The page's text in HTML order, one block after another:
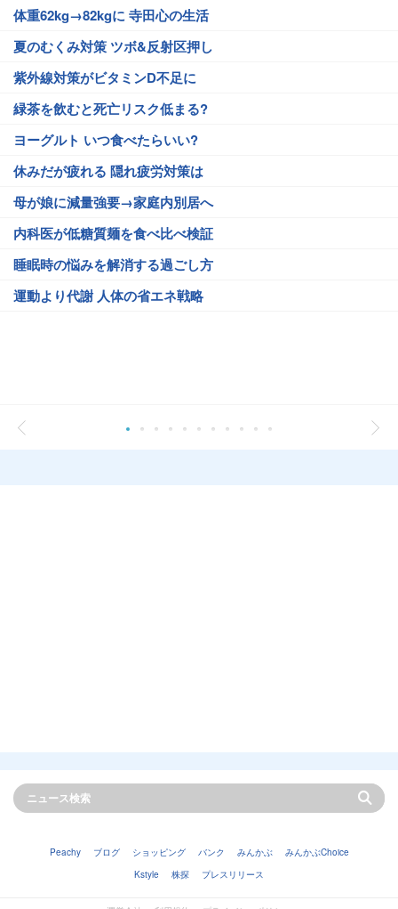
体重62kg→82kgに 寺田心の生活
夏のむくみ対策 ツボ&反射区押し
紫外線対策がビタミンD不足に
緑茶を飲むと死亡リスク低まる?
ヨーグルト いつ食べたらいい?
休みだが疲れる 隠れ疲労対策は
母が娘に減量強要→家庭内別居へ
内科医が低糖質麺を食べ比べ検証
睡眠時の悩みを解消する過ごし方
運動より代謝 人体の省エネ戦略
Peachy ブログ ショッピング バンク みんかぶ
みんかぶChoice
Kstyle
株探 プレスリリース